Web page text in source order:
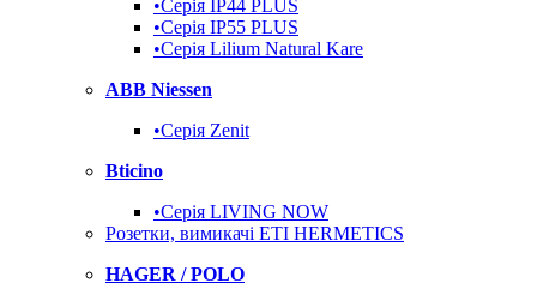
•Серія IP44 PLUS
•Серія IP55 PLUS
•Серія Lilium Natural Kare
ABB Niessen
•Серія Zenit
Bticino
•Серія LIVING NOW
Розетки, вимикачі ETI HERMETICS
HAGER / POLO